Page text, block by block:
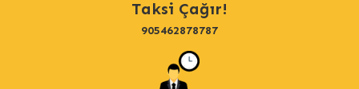
Taksi Çağır!
905462878787